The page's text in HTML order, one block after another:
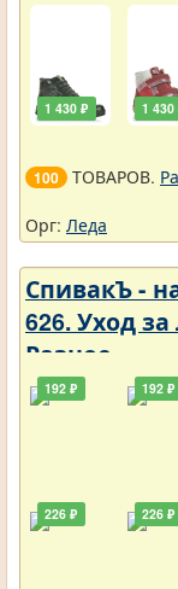
1 430 ₽ 1 430
100 ТОВАРОВ.
Орг: Леда
СпивакЪ -
626. Уход
Разное
192 ₽
226 ₽
192 ₽
226 ₽